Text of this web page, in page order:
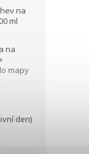
na
ml
na
mapy
den)